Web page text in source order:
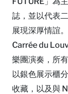
誌，並以代表
展現深厚情誼
Carrée du
樂團演奏，所
以銀色展示櫃
收藏，以及與